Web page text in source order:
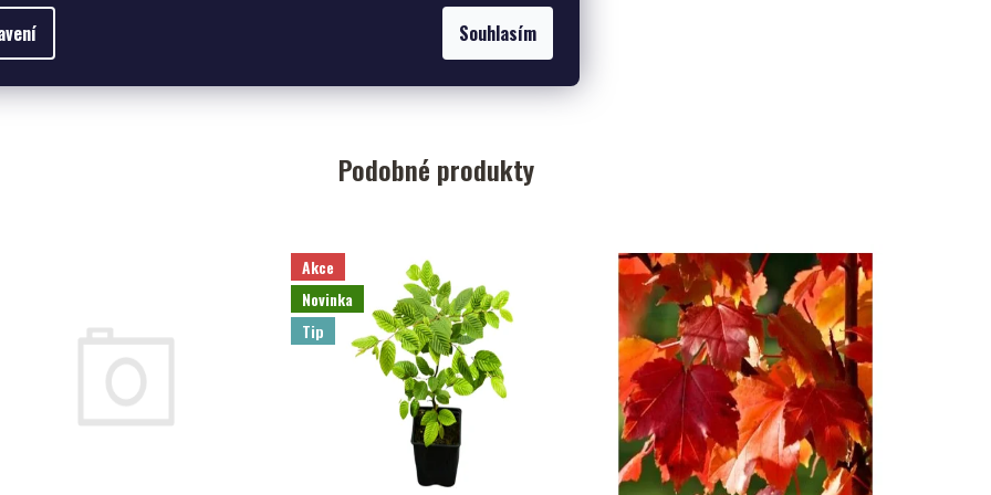
Souhlasím
45,45 Kč bez
DPH
55 Kč
Podobné produkty
Akce
Novinka
Tip